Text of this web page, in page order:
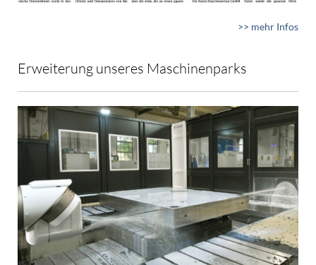
>> mehr Infos
Erweiterung unseres Maschinenparks